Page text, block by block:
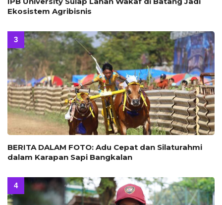
Ekosistem Agribisnis
BERITA DALAM FOTO: Adu Cepat dan Silaturahmi
dalam Karapan Sapi Bangkalan